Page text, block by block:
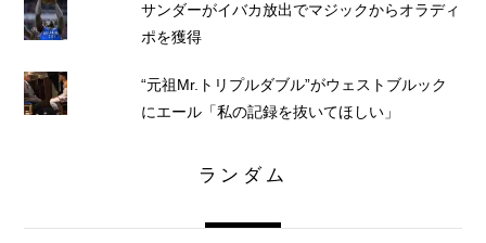
サンダーがイバカ放出でマジックからオラディ
ポを獲得
“元祖Mr.トリプルダブル”がウェストブルック
にエール「私の記録を抜いてほしい」
ランダム